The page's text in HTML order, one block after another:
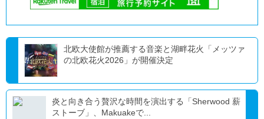
北欧大使館が推薦する音楽と湖畔花火「メッツァ
の北欧花火2026」が開催決定
炎と向き合う贅沢な時間を演出する「Sherwood 薪
ストーブ」、Makuakeで...